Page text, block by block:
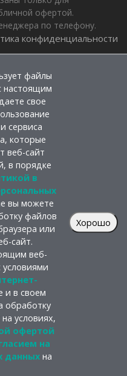
офертой.
по телефону.
конфиденциальности
файлы
настоящим
свое
сервиса
которые
веб-сайт
в порядке
в
вы можете
файлов
или
сайт.
веб-
условиями
и в своем
обработку
условиях,
офертой
на
данныхна
Хорошо